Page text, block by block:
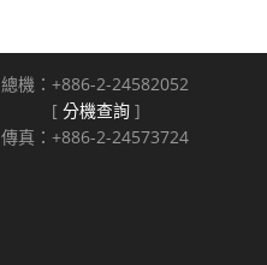
總機：+886-2-24582052
[ 分機查詢 ]
傳真：+886-2-24573724